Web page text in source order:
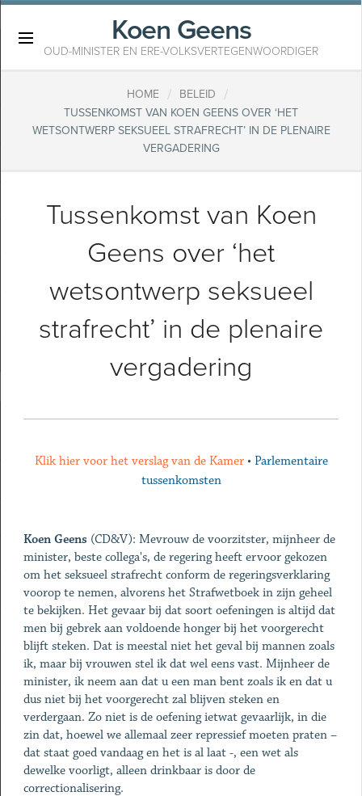
Koen Geens
OUD-MINISTER EN ERE-VOLKSVERTEGENWOORDIGER
HOME / BELEID /
TUSSENKOMST VAN KOEN GEENS OVER ‘HET
WETSONTWERP SEKSUEEL STRAFRECHT’ IN DE PLENAIRE
VERGADERING
Tussenkomst van Koen
Geens over ‘het
wetsontwerp seksueel
strafrecht’ in de plenaire
vergadering
Klik hier voor het verslag van de Kamer • Parlementaire
tussenkomsten
Koen Geens (CD&V): Mevrouw de voorzitster, mijnheer de
minister, beste collega's, de regering heeft ervoor gekozen
om het seksueel strafrecht conform de regeringsverklaring
voorop te nemen, alvorens het Strafwetboek in zijn geheel
te bekijken. Het gevaar bij dat soort oefeningen is altijd dat
men bij gebrek aan voldoende honger bij het voorgerecht
blijft steken. Dat is meestal niet het geval bij mannen zoals
ik, maar bij vrouwen stel ik dat wel eens vast. Mijnheer de
minister, ik neem aan dat u een man bent zoals ik en dat u
dus niet bij het voorgerecht zal blijven steken en
verdergaan. Zo niet is de oefening ietwat gevaarlijk, in die
zin dat, hoewel we allemaal zeer repressief moeten praten –
dat staat goed vandaag en het is al laat -, een wet als
dewelke voorligt, alleen drinkbaar is door de
correctionalisering.